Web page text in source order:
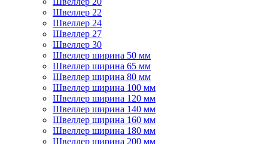
Швеллер 22
Швеллер 24
Швеллер 27
Швеллер 30
Швеллер ширина 50 мм
Швеллер ширина 65 мм
Швеллер ширина 80 мм
Швеллер ширина 100 мм
Швеллер ширина 120 мм
Швеллер ширина 140 мм
Швеллер ширина 160 мм
Швеллер ширина 180 мм
Швеллер ширина 200 мм